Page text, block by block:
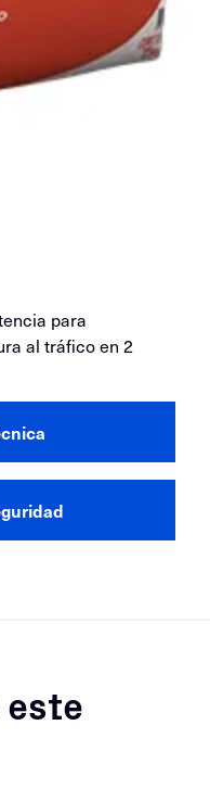
para
al tráfico en 2